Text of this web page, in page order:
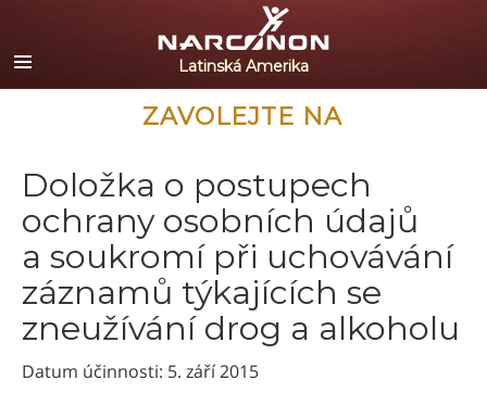
Español
English
Portuguès
Français
Nederlands
Deutsch
Čeština
Všechny oblasti/Jazyky
ZAVOLEJTE NA
Doložka o postupech
ochrany osobních údajů
a soukromí při uchovávání
záznamů týkajících se
zneužívání drog a alkoholu
Datum účinnosti: 5. září 2015